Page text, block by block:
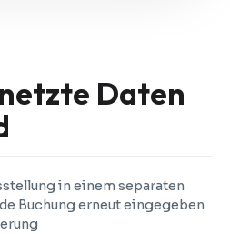
Daten
in einem separaten
Buchung erneut eingegeben